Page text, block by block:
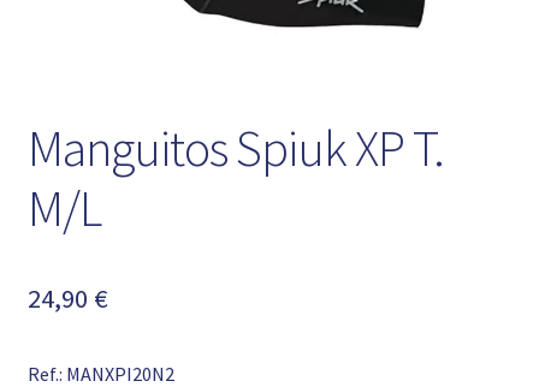
Manguitos Spiuk XP T.
M/L
24,90 €
Ref.: MANXPI20N2